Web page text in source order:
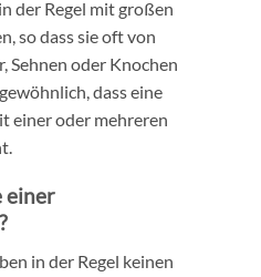
der Regel mit großen
so dass sie oft von
Sehnen oder Knochen
dass eine
einer oder mehreren
einer
in der Regel keinen